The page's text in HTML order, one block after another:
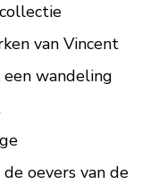
van Vincent
wandeling
oevers van de